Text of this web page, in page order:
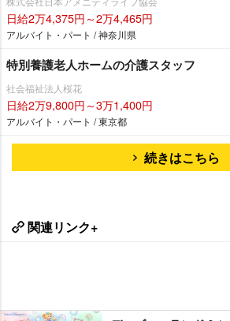
日給2万4,375円～2万4,465円
アルバイト・パート / 神奈川県
特別養護老人ホームの介護スタッフ
社会福祉法人桜花
日給2万9,800円～3万1,400円
アルバイト・パート / 東京都
続きはこちら
関連リンク+